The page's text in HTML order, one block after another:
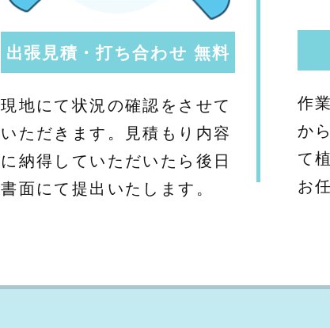
出張見積・打ち合わせ 無料
現地にて状況の確認をさせて
いただきます。見積もり内容
に納得していただいたら後日
書面にて提出いたします。
作
か
て
お